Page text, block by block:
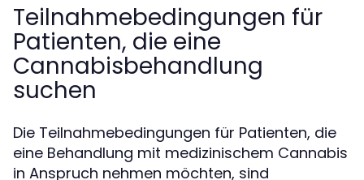
Teilnahmebedingungen für
Patienten, die eine
Cannabisbehandlung
suchen
Die Teilnahmebedingungen für Patienten, die
eine Behandlung mit medizinischem Cannabis
in Anspruch nehmen möchten, sind